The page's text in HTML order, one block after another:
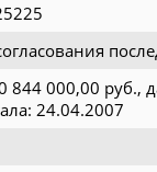
844 000,00 руб.,
24.04.2007